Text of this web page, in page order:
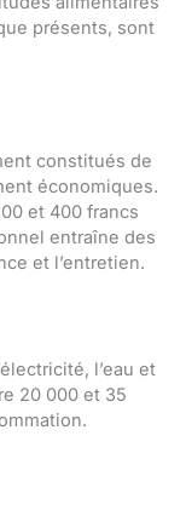
présents, sont
constitués de
économiques.
et 400 francs
entraîne des
et l’entretien.
l’eau et
20 000 et 35